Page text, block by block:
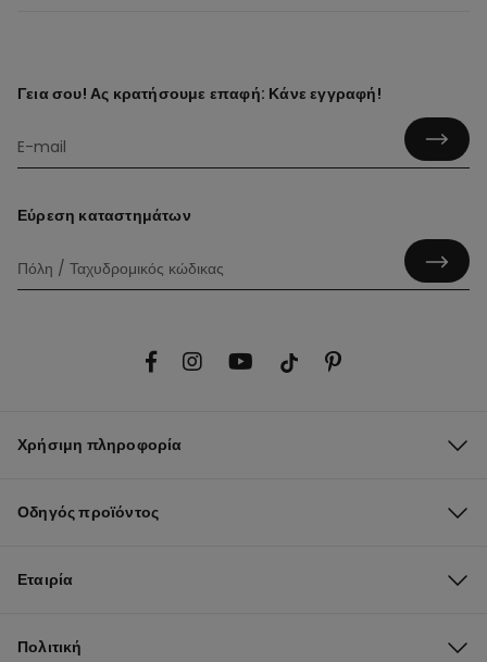
Γεια σου! Ας κρατήσουμε επαφή: Κάνε εγγραφή!
Εύρεση καταστημάτων
Χρήσιμη πληροφορία
Οδηγός προϊόντος
Εταιρία
Πολιτική